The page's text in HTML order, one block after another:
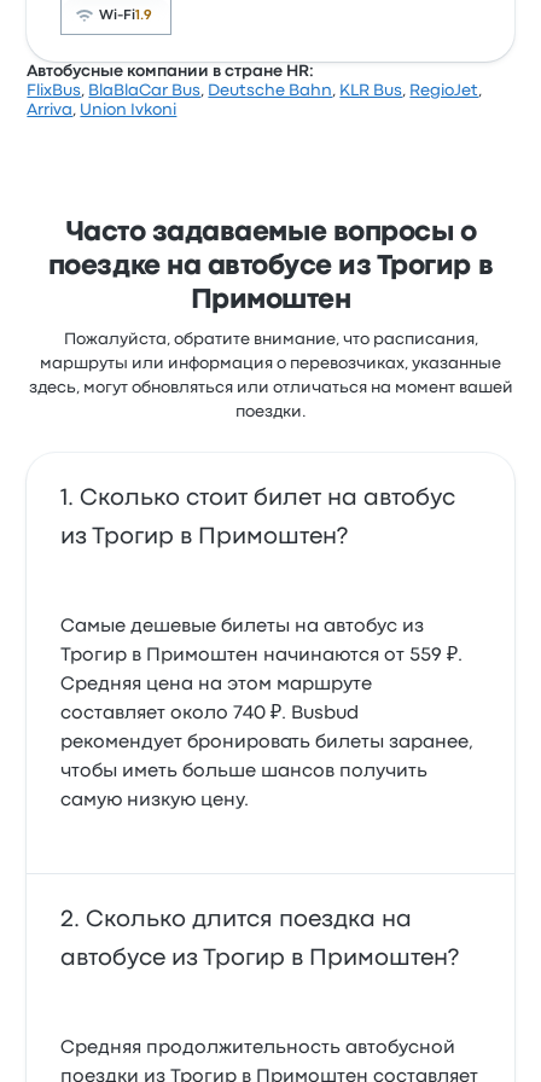
Wi-Fi1.9
Рейтинг компании на Busbud: 3.4 (всего оценок:
Автобусные компании в стране HR:
FlixBus, BlaBlaCar Bus, Deutsche Bahn, KLR Bus, RegioJet,
Arriva, Union Ivkoni
Часто задаваемые вопросы о
поездке на автобусе из Трогир в
Примоштен
Пожалуйста, обратите внимание, что расписания,
маршруты или информация о перевозчиках, указанные
здесь, могут обновляться или отличаться на момент вашей
поездки.
Сколько стоит билет на автобус
из Трогир в Примоштен?
Самые дешевые билеты на автобус из
Трогир в Примоштен начинаются от 559 ₽.
Средняя цена на этом маршруте
составляет около 740 ₽. Busbud
рекомендует бронировать билеты заранее,
чтобы иметь больше шансов получить
самую низкую цену.
Сколько длится поездка на
автобусе из Трогир в Примоштен?
Средняя продолжительность автобусной
поездки из Трогир в Примоштен составляет